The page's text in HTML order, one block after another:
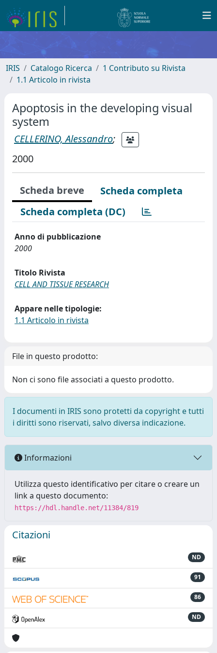
IRIS Catalogo Ricerca
1 Contributo su Rivista
1.1 Articolo in rivista
Apoptosis in the developing visual
system
CELLERINO, Alessandro;
2000
Scheda breve
Scheda completa
Scheda completa (DC)
Anno di pubblicazione
2000
Titolo Rivista
CELL AND TISSUE RESEARCH
Appare nelle tipologie:
1.1 Articolo in rivista
File in questo prodotto:
Non ci sono file associati a questo prodotto.
I documenti in IRIS sono protetti da copyright e tutti
i diritti sono riservati, salvo diversa indicazione.
Informazioni
Utilizza questo identificativo per citare o creare un
link a questo documento:
https://hdl.handle.net/11384/819
Citazioni
ND
91
86
ND